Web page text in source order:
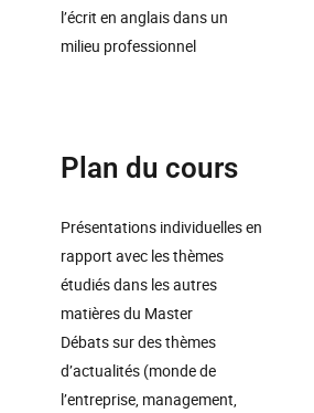
l’écrit en anglais dans un
milieu professionnel
Plan du cours
Présentations individuelles en
rapport avec les thèmes
étudiés dans les autres
matières du Master
Débats sur des thèmes
d’actualités (monde de
l’entreprise, management,